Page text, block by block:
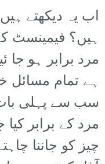
اب یہ دیکھتے
ہیں؟ فیمینسٹ
مرد برابر ہو جا
ہے تمام مسائل
سب سے پہلی
مرد کے برابر
چیز کو جاننا